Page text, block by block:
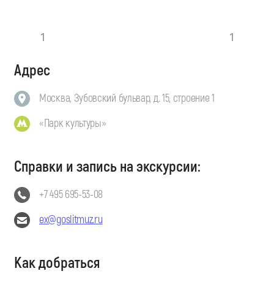
1 1
Адрес
Москва, Зубовский бульвар, д. 15, строение 1
«Парк культуры»
Справки и запись на экскурсии:
+7 495 695-53-08
ex@goslitmuz.ru
Как добраться